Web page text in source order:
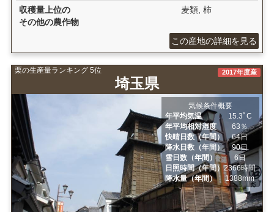
収穫量上位の
その他の農作物
麦類, 柿
この産地の詳細を見る
栗の生産量ランキング 5位
埼玉県
2017年度産
気候条件概要
年平均気温
15.3ﾟC
年平均相対湿度
63％
快晴日数（年間）
64日
降水日数（年間）
90日
雪日数（年間）
6日
日照時間（年間）2366時間
降水量（年間）
1388mm